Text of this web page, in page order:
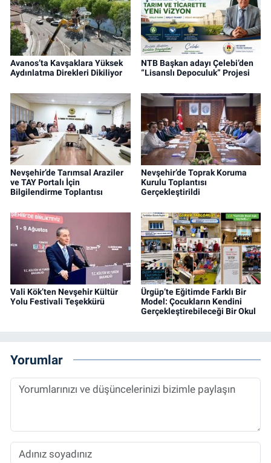
Avanos’ta Kavşaklara Yüksek
Aydınlatma Direkleri Dikiliyor
NTB Başkan adayı Çelebi’den
“Lisanslı Depoculuk” Projesi
Nevşehir’de Tarımsal Araziler
ve TAY Portalı İçin
Bilgilendirme Toplantısı
Nevşehir’de Toprak Koruma
Kurulu Toplantısı
Gerçekleştirildi
Vali Kök’ten Nevşehir Kültür
Yolu Festivali Teşekkürü
Ürgüp’te Eğitimde Farklı Bir
Model: Çocukların Kendini
Gerçekleştirebileceği Bir Okul
Yorumlar